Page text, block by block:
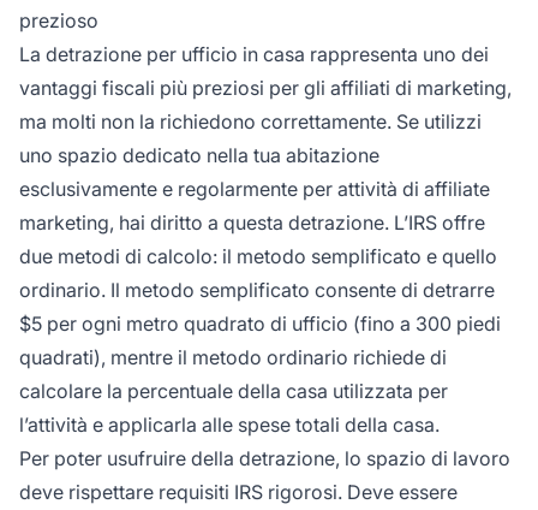
prezioso
La detrazione per ufficio in casa rappresenta uno dei
vantaggi fiscali più preziosi per gli affiliati di marketing,
ma molti non la richiedono correttamente. Se utilizzi
uno spazio dedicato nella tua abitazione
esclusivamente e regolarmente per attività di affiliate
marketing, hai diritto a questa detrazione. L’IRS offre
due metodi di calcolo: il metodo semplificato e quello
ordinario. Il metodo semplificato consente di detrarre
$5 per ogni metro quadrato di ufficio (fino a 300 piedi
quadrati), mentre il metodo ordinario richiede di
calcolare la percentuale della casa utilizzata per
l’attività e applicarla alle spese totali della casa.
Per poter usufruire della detrazione, lo spazio di lavoro
deve rispettare requisiti IRS rigorosi. Deve essere